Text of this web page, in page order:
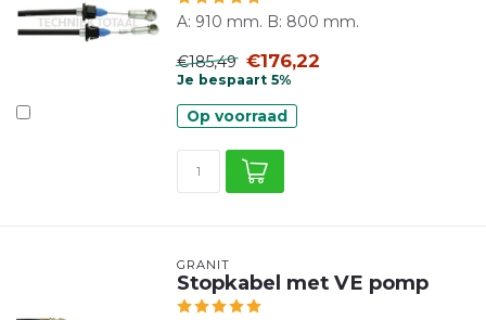
A: 910 mm. B: 800 mm.
€185,49 €176,22
Je bespaart 5%
Op voorraad
GRANIT
Stopkabel met VE pomp